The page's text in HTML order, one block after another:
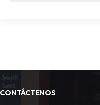
CONTÁCTENOS